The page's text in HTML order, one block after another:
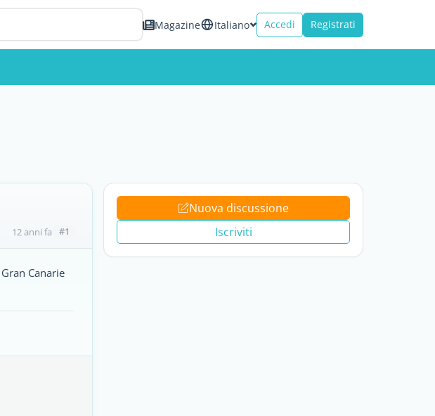
Magazine Italiano Accedi Registrati
12 anni fa #1
Canarie
Nuova discussione
Iscriviti